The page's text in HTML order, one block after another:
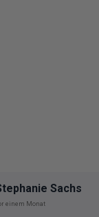
Sachs
einem Monat